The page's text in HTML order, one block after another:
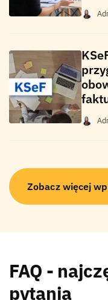
Zobacz więcej
FAQ -
pytania